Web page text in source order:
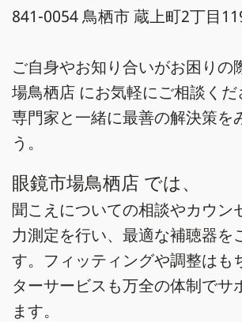
841-0054 鳥栖市 蔵上町2丁目
ご自身やお知り合いがお困りの
場鳥栖店 にお気軽にご相談く
専門家と一緒に最善の解決策を
う。
眼鏡市場鳥栖店 では、
聞こえについての相談やカウン
力測定を行い、最適な補聴器を
す。フィッティングや調整はも
ターサービスも万全の体制でサ
ます。